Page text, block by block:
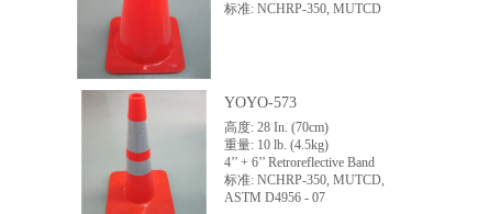
标准: NCHRP-350, MUTCD
YOYO-573
高度: 28 In. (70cm)
重量: 10 lb. (4.5kg)
4’’ + 6’’ Retroreflective Band
标准: NCHRP-350, MUTCD,
ASTM D4956 - 07